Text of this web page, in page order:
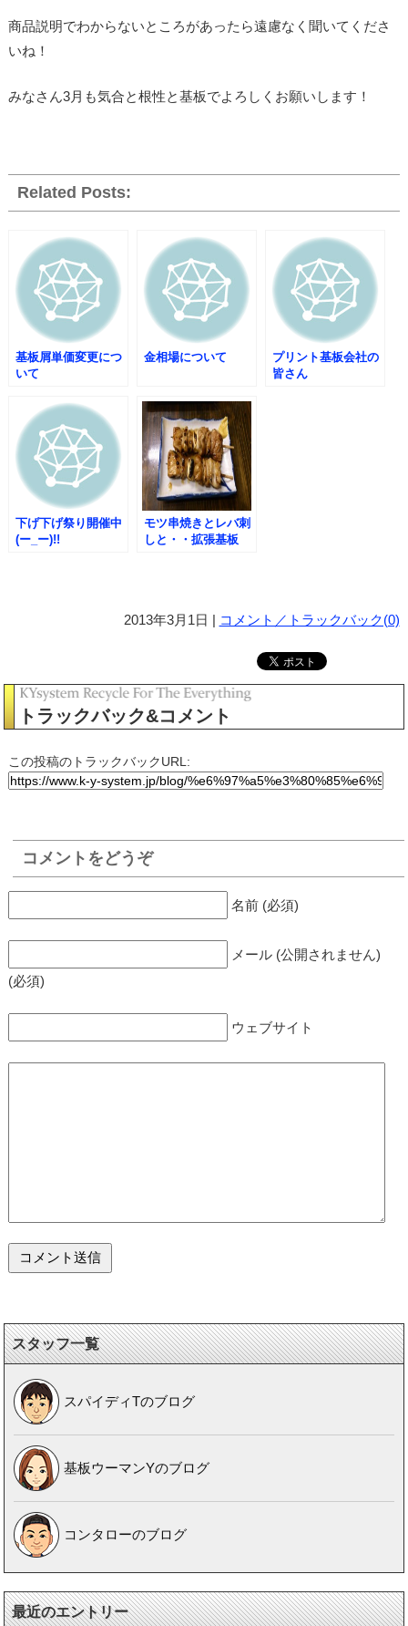
商品説明でわからないところがあったら遠慮なく聞いてくださ
いね！
みなさん3月も気合と根性と基板でよろしくお願いします！
Related Posts:
基板屑単価変更につ
いて
金相場について
プリント基板会社の
皆さん
下げ下げ祭り開催中
(ー_ー)!!
モツ串焼きとレバ刺
しと・・拡張基板
2013年3月1日 | コメント／トラックバック(0)
トラックバック&コメント
この投稿のトラックバックURL:
コメントをどうぞ
名前 (必須)
メール (公開されません)
(必須)
ウェブサイト
スタッフ一覧
スパイディTのブログ
基板ウーマンYのブログ
コンタローのブログ
最近のエントリー